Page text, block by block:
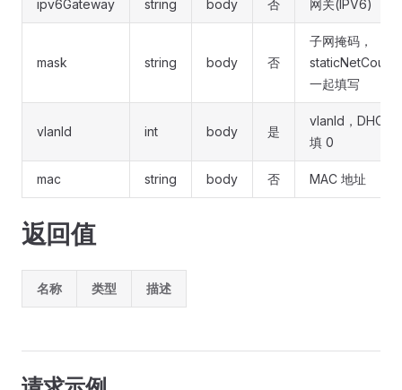
ipv6Gateway string body 否 网关(IPV6)
mask string body 否
子网掩码，
一起填写
vlanId int body 是
vlanId，DHCP
填 0
mac string body 否 MAC 地址
返回值
名称 类型 描述